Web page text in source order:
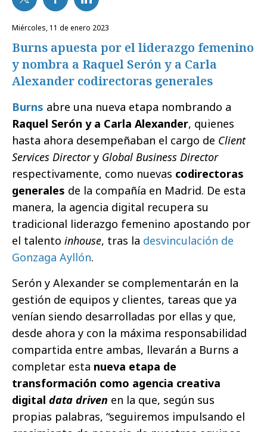
miércoles, 11 de enero 2023
Burns apuesta por el liderazgo femenino
y nombra a Raquel Serón y a Carla
Alexander codirectoras generales
Burns abre una nueva etapa nombrando a
Raquel Serón y a Carla Alexander, quienes
hasta ahora desempeñaban el cargo de Client
Services Directory Global Business Director
respectivamente, como nuevas codirectoras
generales de la compañía en Madrid. De esta
manera, la agencia digital recupera su
tradicional liderazgo femenino apostando por
el talento inhouse, tras la desvinculación de
Gonzaga Ayllón.
Serón y Alexander se complementarán en la
gestión de equipos y clientes, tareas que ya
venían siendo desarrolladas por ellas y que,
desde ahora y con la máxima responsabilidad
compartida entre ambas, llevarán a Burns a
completar esta nueva etapa de
transformación como agencia creativa
digital data driven en la que, según sus
propias palabras, “seguiremos impulsando el